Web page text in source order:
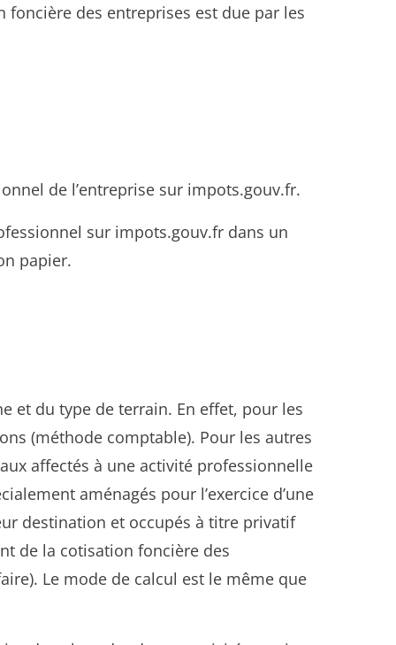
des entreprises est due par les
de l’entreprise sur impots.gouv.fr.
sur impots.gouv.fr dans un
papier.
et du type de terrain. En effet, pour les
(méthode comptable). Pour les autres
affectés à une activité professionnelle
aménagés pour l’exercice d’une
destination et occupés à titre privatif
de la cotisation foncière des
Le mode de calcul est le même que